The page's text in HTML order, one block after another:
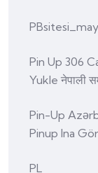
PBsitesi_may
Pin Up 306
Yukle नेपाली
Pin-Up
Pinup Ina
PL